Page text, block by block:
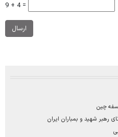
9 + 4 =
ارسال
چین
رهبر شهید و بمباران ایران